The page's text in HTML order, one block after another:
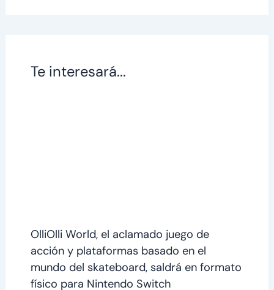
Te interesará...
OlliOlli World, el aclamado juego de
acción y plataformas basado en el
mundo del skateboard, saldrá en formato
físico para Nintendo Switch